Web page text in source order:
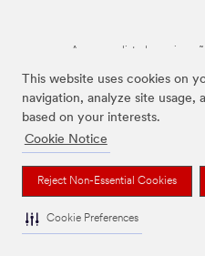
This website uses cookies on
navigation, analyze site usage,
based on your interests.
Cookie Notice
Reject Non-Essential Cookies
Cookie Preferences
As marcas listadas a cima